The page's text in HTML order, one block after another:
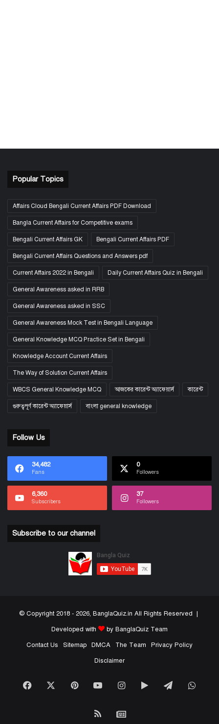
Popular Topics
Affairs Cloud Bengali Current Affairs PDF Download
Bangla Current Affairs for Competitive exams
Bengali Current Affairs GK Bengali Current Affairs PDF
Bengali Current Affairs Questions and Answers pdf
Current Affairs 2022 in Bengali Daily Current Affairs Quiz in Bengali
General Awareness asked in RRB
General Awareness asked in SSC
General Awareness Mock Test in Bengali Language
General Knowledge MCQ Practice Set in Bengali
Knowledge Account Current Affairs
The Way of Solution Current Affairs
WBCS General Knowledge MCQ আজকের কারেন্ট অ্যাফেয়ার্স কারেন্ট
গুরুত্বপূর্ণ কারেন্ট অ্যাফেয়ার্স বাংলা general knowledge
Follow Us
34,482
Fans
0
Followers
6,360
Subscribers
37
Followers
Subscribe to our channel
© Copyright 2018 - 2026, BanglaQuiz.in All Rights Reserved |
Developed with
by BanglaQuiz Team
Contact Us
Sitemap DMCA The Team
Privacy Policy
Disclaimer
Facebook PinterestYouTubeInstagram
GoogleTelegram
RSS Google